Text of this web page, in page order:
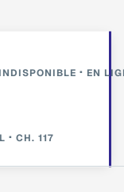
INDISPONIBLE EN
CH. 117